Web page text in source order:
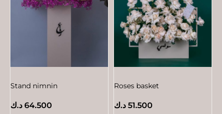
Roses basket
51.500 د.ك
Stand nimnin
64.500 د.ك